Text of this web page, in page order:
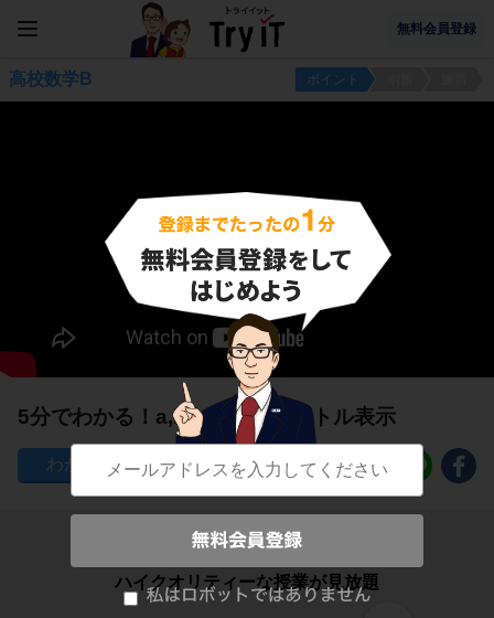
無料会員登録
高校数学B ポイント
5分でわかる！a,bを用いるベクトル表示
122
子どもの勉強から大人の学び直しまで
ハイクオリティーな授業が見放題